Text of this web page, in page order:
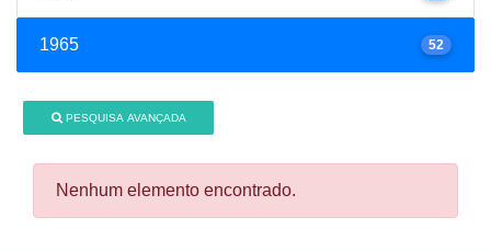
1965 52
PESQUISA AVANÇADA
Nenhum elemento encontrado.